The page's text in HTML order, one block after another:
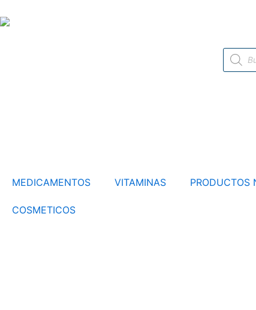
al
de
MEDICAMENTOS VITAMINAS PRODUCTOS
COSMETICOS